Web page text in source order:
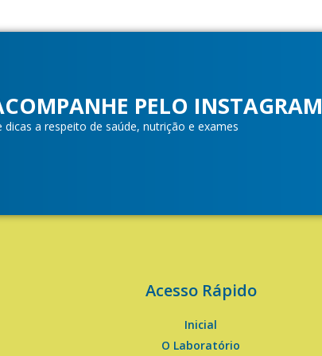
PELO INSTAGRAM
dicas a respeito de saúde, nutrição e exames
Acesso Rápido
Inicial
O Laboratório